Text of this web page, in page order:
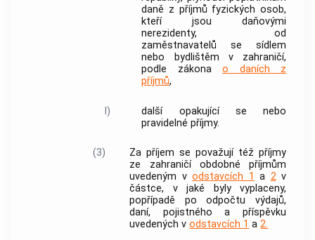
daně z příjmů fyzických osob,
kteří jsou daňovými
nerezidenty, od
zaměstnavatelů se sídlem
nebo bydlištěm v zahraničí,
podle zákonao daních z
příjmů,
l)
další opakující se nebo
pravidelné příjmy.
(3)
Za příjem se považují též příjmy
ze zahraničí obdobné příjmům
uvedeným vodstavcích 1 a 2v
částce, v jaké byly vyplaceny,
popřípadě po odpočtu výdajů,
daní, pojistného a příspěvku
uvedených vodstavcích 1 a2.